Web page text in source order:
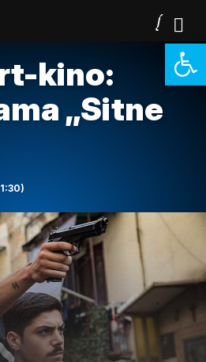
kino:
„Sitne